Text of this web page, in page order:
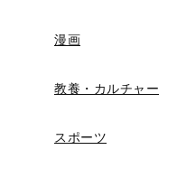
漫画
教養・カルチャー
スポーツ